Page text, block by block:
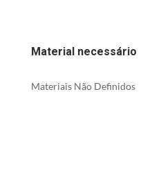
Material necessário
Materiais Não Definidos